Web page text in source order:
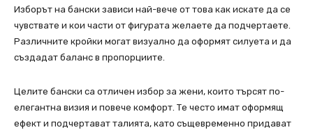
Изборът на бански зависи най-вече от това как искате да се
чувствате и кои части от фигурата желаете да подчертаете.
Различните кройки могат визуално да оформят силуета и да
създадат баланс в пропорциите.
Целите бански са отличен избор за жени, които търсят по-
елегантна визия и повече комфорт. Те често имат оформящ
ефект и подчертават талията, като същевременно придават